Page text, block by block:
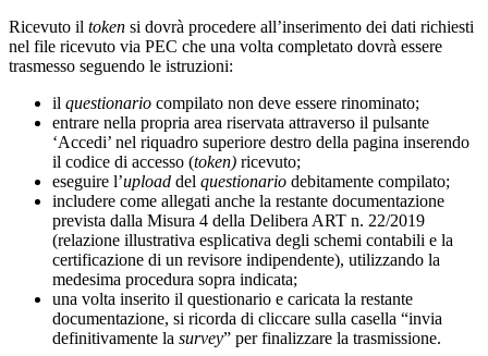
Ricevuto il token si dovrà procedere all’inserimento dei dati richiesti
nel file ricevuto via PEC che una volta completato dovrà essere
trasmesso seguendo le istruzioni:
il questionario compilato non deve essere rinominato;
entrare nella propria area riservata attraverso il pulsante
‘Accedi’ nel riquadro superiore destro della pagina inserendo
il codice di accesso (token) ricevuto;
eseguire l’upload del questionario debitamente compilato;
includere come allegati anche la restante documentazione
prevista dalla Misura 4 della Delibera ART n. 22/2019
(relazione illustrativa esplicativa degli schemi contabili e la
certificazione di un revisore indipendente), utilizzando la
medesima procedura sopra indicata;
una volta inserito il questionario e caricata la restante
documentazione, si ricorda di cliccare sulla casella “invia
definitivamente la survey” per finalizzare la trasmissione.